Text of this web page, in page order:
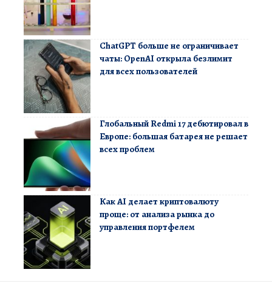
ChatGPT больше не ограничивает
чаты: OpenAI открыла безлимит
для всех пользователей
Глобальный Redmi 17 дебютировал в
Европе: большая батарея не решает
всех проблем
Как AI делает криптовалюту
проще: от анализа рынка до
управления портфелем